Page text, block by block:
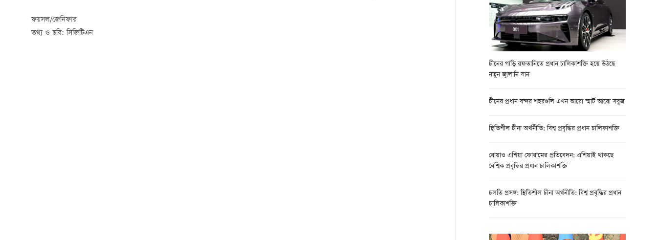
ফয়সল/জেনিফার
তথ্য ও ছবি: সিজিটিএন
চীনের গাড়ি রফতানিতে প্রধান চালিকাশক্তি হয়ে উঠছে
নতুন জ্বালানি যান
চীনের প্রধান বন্দর শহরগুলি এখন আরো স্মার্ট আরো সবুজ
স্থিতিশীল চীনা অর্থনীতি: বিশ্ব প্রবৃদ্ধির প্রধান চালিকাশক্তি
বোয়াও এশিয়া ফোরামের প্রতিবেদন: এশিয়াই থাকছে
বৈশ্বিক প্রবৃদ্ধির প্রধান চালিকাশক্তি
চলতি প্রসঙ্গ: স্থিতিশীল চীনা অর্থনীতি: বিশ্ব প্রবৃদ্ধির প্রধান
চালিকাশক্তি